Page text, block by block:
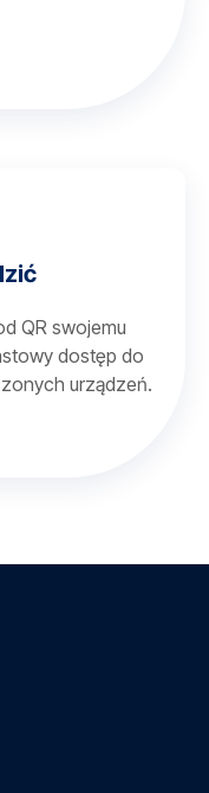
QR swojemu
dostęp do
urządzeń.